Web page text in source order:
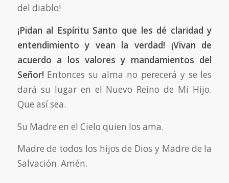
del diablo!
¡Pidan al Espíritu Santo que les dé claridad y
entendimiento y vean la verdad! ¡Vivan de
acuerdo a los valores y mandamientos del
Señor! Entonces su alma no perecerá y se les
dará su lugar en el Nuevo Reino de Mi Hijo.
Que así sea.
Su Madre en el Cielo quien los ama.
Madre de todos los hijos de Dios y Madre de la
Salvación. Amén.